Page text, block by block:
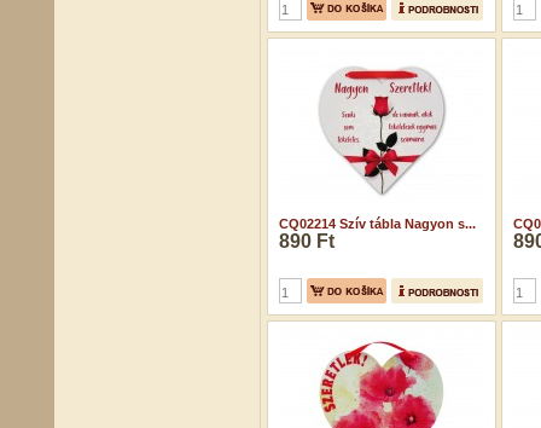
CQ02214 Szív tábla Nagyon s...
890 Ft